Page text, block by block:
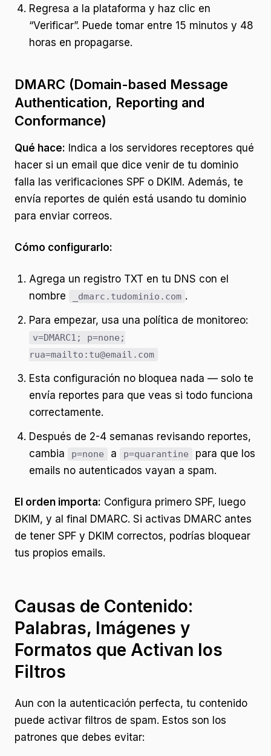
Regresa a la plataforma y haz clic en
“Verificar”. Puede tomar entre 15 minutos y 48
horas en propagarse.
DMARC (Domain-based Message
Authentication, Reporting and
Conformance)
Qué hace: Indica a los servidores receptores qué
hacer si un email que dice venir de tu dominio
falla las verificaciones SPF o DKIM. Además, te
envía reportes de quién está usando tu dominio
para enviar correos.
Cómo configurarlo:
Agrega un registro TXT en tu DNS con el
nombre
_dmarc.tudominio.com .
Para empezar, usa una política de monitoreo:
v=DMARC1; p=none;
rua=mailto:tu@email.com
Esta configuración no bloquea nada — solo te
envía reportes para que veas si todo funciona
correctamente.
Después de 2-4 semanas revisando reportes,
cambia
p=none a p=quarantine
para que los
emails no autenticados vayan a spam.
El orden importa: Configura primero SPF, luego
DKIM, y al final DMARC. Si activas DMARC antes
de tener SPF y DKIM correctos, podrías bloquear
tus propios emails.
Causas de Contenido:
Palabras, Imágenes y
Formatos que Activan los
Filtros
Aun con la autenticación perfecta, tu contenido
puede activar filtros de spam. Estos son los
patrones que debes evitar: